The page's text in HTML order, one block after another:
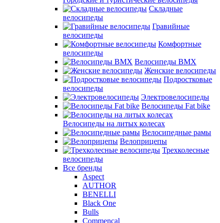
Складные
велосипеды
Гравийные
велосипеды
Комфортные
велосипеды
Велосипеды BMX
Женские велосипеды
Подростковые
велосипеды
Электровелосипеды
Велосипеды Fat bike
Велосипеды на литых колесах
Велосипедные рамы
Велоприцепы
Трехколесные
велосипеды
Все бренды
Aspect
AUTHOR
BENELLI
Black One
Bulls
Commencal